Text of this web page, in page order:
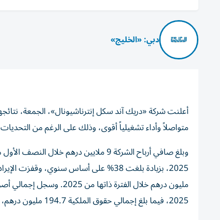
دبي: «الخليج»
متواصلاً وأداء تشغيلياً أقوى، وذلك على الرغم من
2025، فيما بلغ إجمالي حقوق الملكية 194.7 مليون درهم، مقارنة بـ195.4 مليون درهم في 31 ديسمبر 2025.